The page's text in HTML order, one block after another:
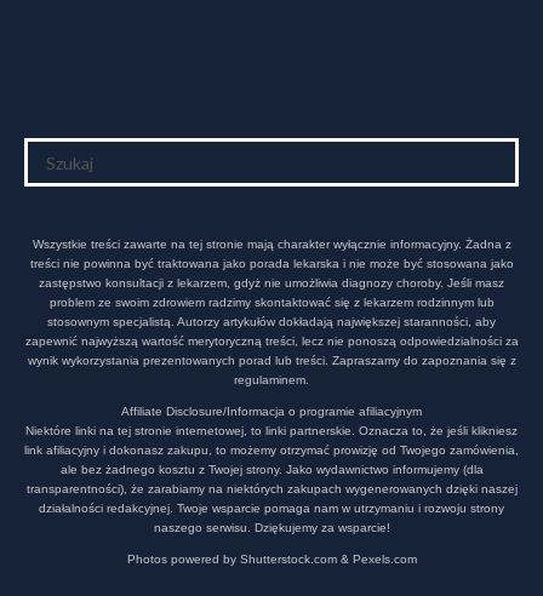
Wszystkie treści zawarte na tej stronie mają charakter wyłącznie informacyjny. Żadna z
treści nie powinna być traktowana jako porada lekarska i nie może być stosowana jako
zastępstwo konsultacji z lekarzem, gdyż nie umożliwia diagnozy choroby. Jeśli masz
problem ze swoim zdrowiem radzimy skontaktować się z lekarzem rodzinnym lub
stosownym specjalistą. Autorzy artykułów dokładają największej staranności, aby
zapewnić najwyższą wartość merytoryczną treści, lecz nie ponoszą odpowiedzialności za
wynik wykorzystania prezentowanych porad lub treści. Zapraszamy do zapoznania się z
regulaminem.
Affiliate Disclosure/Informacja o programie afiliacyjnym
Niektóre linki na tej stronie internetowej, to linki partnerskie. Oznacza to, że jeśli klikniesz
link afiliacyjny i dokonasz zakupu, to możemy otrzymać prowizję od Twojego zamówienia,
ale bez żadnego kosztu z Twojej strony. Jako wydawnictwo informujemy (dla
transparentności), że zarabiamy na niektórych zakupach wygenerowanych dzięki naszej
działalności redakcyjnej. Twoje wsparcie pomaga nam w utrzymaniu i rozwoju strony
naszego serwisu. Dziękujemy za wsparcie!
Photos powered by Shutterstock.com & Pexels.com